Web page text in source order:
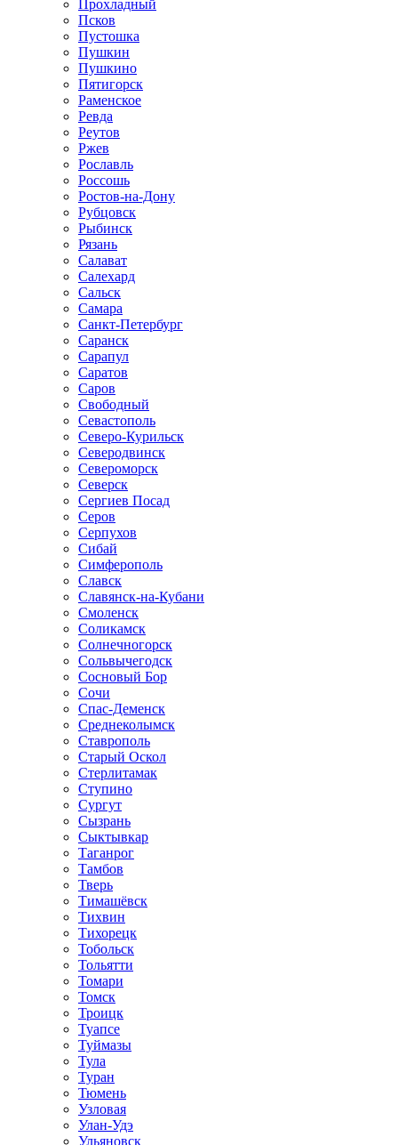
Прохладный
Псков
Пустошка
Пушкин
Пушкино
Пятигорск
Раменское
Ревда
Реутов
Ржев
Рославль
Россошь
Ростов-на-Дону
Рубцовск
Рыбинск
Рязань
Салават
Салехард
Сальск
Самара
Санкт-Петербург
Саранск
Сарапул
Саратов
Саров
Свободный
Севастополь
Северо-Курильск
Северодвинск
Североморск
Северск
Сергиев Посад
Серов
Серпухов
Сибай
Симферополь
Славск
Славянск-на-Кубани
Смоленск
Соликамск
Солнечногорск
Сольвычегодск
Сосновый Бор
Сочи
Спас-Деменск
Среднеколымск
Ставрополь
Старый Оскол
Стерлитамак
Ступино
Сургут
Сызрань
Сыктывкар
Таганрог
Тамбов
Тверь
Тимашёвск
Тихвин
Тихорецк
Тобольск
Тольятти
Томари
Томск
Троицк
Туапсе
Туймазы
Тула
Туран
Тюмень
Узловая
Улан-Удэ
Ульяновск